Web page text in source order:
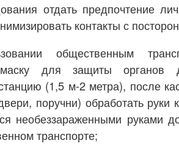
отдать предпочтение
контакты с
общественным
маску для защиты органов
(1,5 м-2 метра), после
поручни) обработать руки
необеззараженными руками
транспорте;